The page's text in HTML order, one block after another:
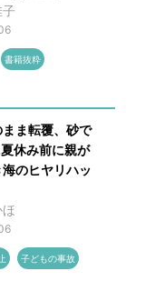
書籍抜粋
ま転覆、砂で
休み前に親が
のヒヤリハッ
子どもの事故